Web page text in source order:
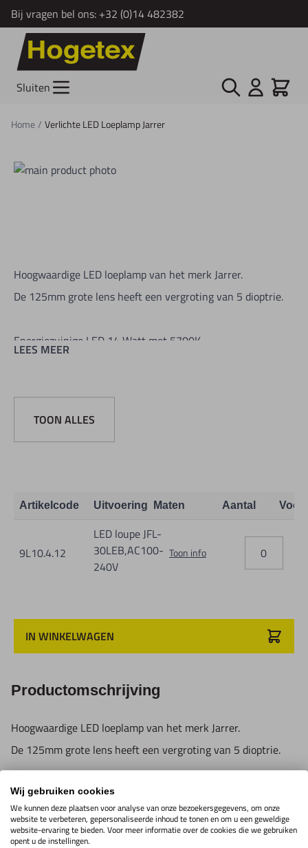
Bij vragen bel ons: +32 (0)14 482382
Ga naar de inhoud
Sluiten Zoek Cart
Home/ Verlichte LED Loeplamp Jarrer
Hoogwaardige LED loeplamp van het merk Jarrer.
De 125mm grote lens heeft een vergroting van 5 dioptrie.
Energiezuinige LED 14 Watt met 5700K.
Inclusief een transformator met aansluiting op 220 volt.
LEES MEER
TOON ALLES
Artikelcode Uitvoering Maten Aantal
9L10.4.12
LED loupe JFL-
30LEB,AC100-
240V
Toon info
IN WINKELWAGEN
Productomschrijving
Hoogwaardige LED loeplamp van het merk Jarrer.
De 125mm grote lens heeft een vergroting van 5 dioptrie.
Energiezuinige LED 14 Watt met 5700K.
De led lamp is in lichtsterkte verstelbaar van 10 -100%.
De LED lamp heeft standaard meegeleverd een LED diffuser.
Wij gebruiken cookies
We kunnen deze plaatsen voor analyse van onze bezoekersgegevens, om onze
website te verbeteren, gepersonaliseerde inhoud te tonen en om u een geweldige
website-ervaring te bieden. Voor meer informatie over de cookies die we gebruiken
opent u de instellingen.